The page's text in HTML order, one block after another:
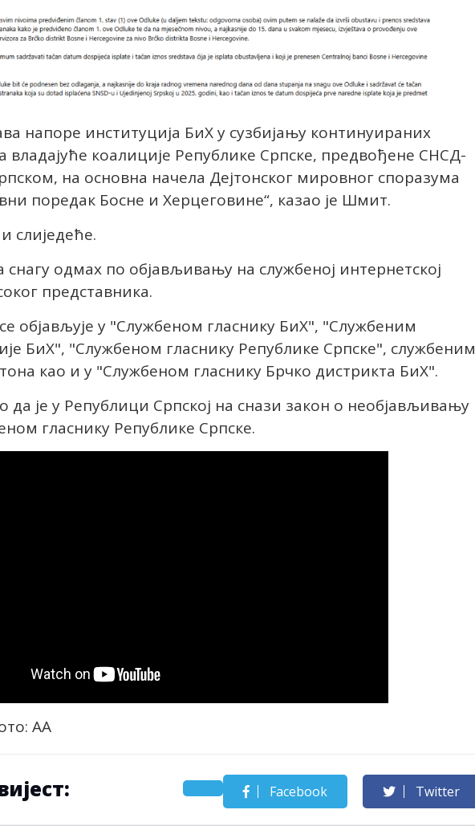
напоре институција БиХ у сузбијању континуираних
владајуће коалиције Републике Српске, предвођене СНСД-
на основна начела Дејтонског мировног споразума
поредак Босне и Херцеговине“, казао је Шмит.
слиједеће.
снагу одмах по објављивању на службеној интернетској
представника.
објављује у "Службеном гласнику БиХ", "Службеним
БиХ", "Службеном гласнику Републике Српске", службеним
као и у "Службеном гласнику Брчко дистрикта БиХ".
да је у Републици Српској на снази закон о необјављивању
гласнику Републике Српске.
АА
Facebook Twitter